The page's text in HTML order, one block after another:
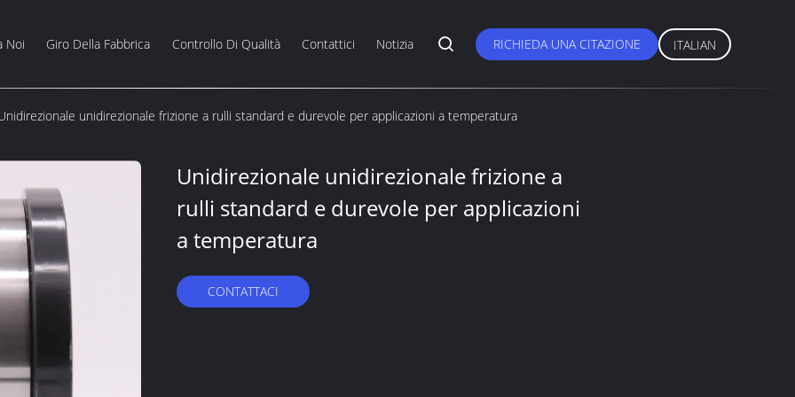
Noi Giro Della Fabbrica Controllo Di Qualità Contattici Notizia RICHIEDA UNA CITAZIONE ITALIAN
unidirezionale frizione a rulli standard e durevole per applicazioni a temperatura
Unidirezionale unidirezionale frizione a
rulli standard e durevole per applicazioni
a temperatura
CONTATTACI